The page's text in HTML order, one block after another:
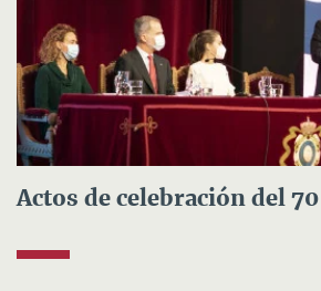
Actos de celebración del